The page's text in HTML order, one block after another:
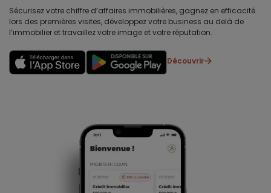
Sécurisez votre chiffre d’affaires immobilières, gagnez en efficacité
lors des premières visites, développez votre business au delà de
l’immobilier et travaillez votre image et votre réputation.
Découvrir